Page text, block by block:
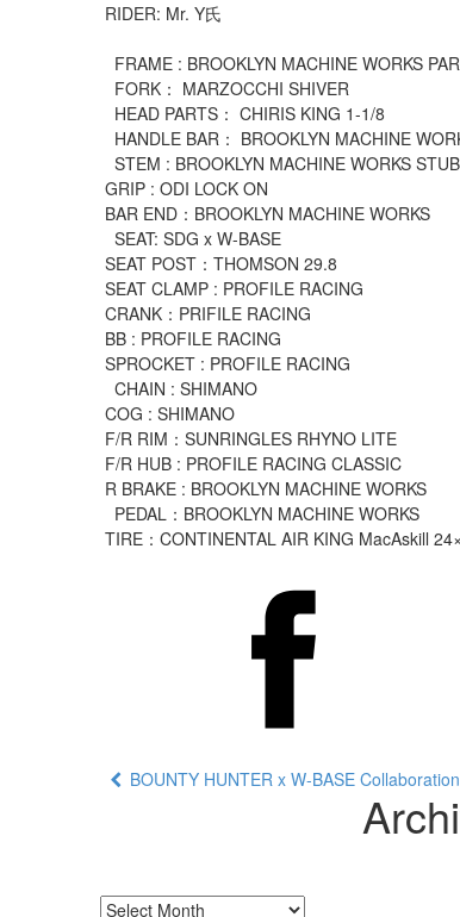
RIDER: Mr. Y氏
FRAME : BROOKLYN MACHINE WORKS
FORK： MARZOCCHI SHIVER
HEAD PARTS： CHIRIS KING 1-1/8
HANDLE BAR： BROOKLYN MACHINE
STEM : BROOKLYN MACHINE WORKS
GRIP : ODI LOCK ON
BAR END：BROOKLYN MACHINE WORKS
SEAT: SDG x W-BASE
SEAT POST：THOMSON 29.8
SEAT CLAMP : PROFILE RACING
CRANK：PRIFILE RACING
BB : PROFILE RACING
SPROCKET : PROFILE RACING
CHAIN : SHIMANO
COG : SHIMANO
F/R RIM：SUNRINGLES RHYNO LITE
F/R HUB : PROFILE RACING CLASSIC
R BRAKE : BROOKLYN MACHINE WORKS
PEDAL：BROOKLYN MACHINE WORKS
TIRE：CONTINENTAL AIR KING MacAskill
BOUNTY HUNTER x W-BASE